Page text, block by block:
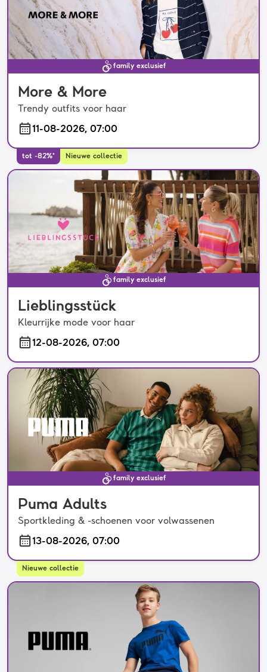
family exclusief
More & More
Trendy outfits voor haar
11-08-2026, 07:00
tot -82%* Nieuwe collectie
family exclusief
Lieblingsstück
Kleurrijke mode voor haar
12-08-2026, 07:00
family exclusief
Puma Adults
Sportkleding & -schoenen voor volwassenen
13-08-2026, 07:00
Nieuwe collectie